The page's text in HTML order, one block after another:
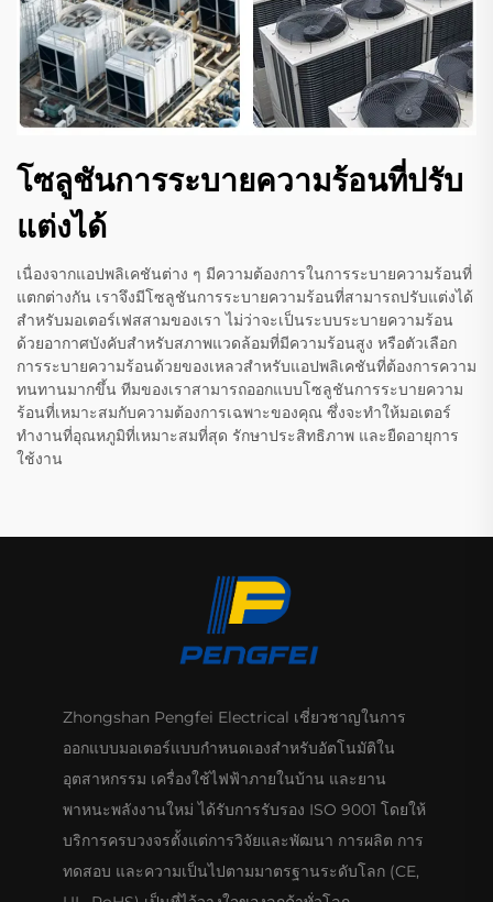
โซลูชันการระบายความร้อนที่ปรับ
แต่งได้
เนื่องจากแอปพลิเคชันต่าง ๆ มีความต้องการในการระบายความร้อนที่
แตกต่างกัน เราจึงมีโซลูชันการระบายความร้อนที่สามารถปรับแต่งได้
สำหรับมอเตอร์เฟสสามของเรา ไม่ว่าจะเป็นระบบระบายความร้อน
ด้วยอากาศบังคับสำหรับสภาพแวดล้อมที่มีความร้อนสูง หรือตัวเลือก
การระบายความร้อนด้วยของเหลวสำหรับแอปพลิเคชันที่ต้องการความ
ทนทานมากขึ้น ทีมของเราสามารถออกแบบโซลูชันการระบายความ
ร้อนที่เหมาะสมกับความต้องการเฉพาะของคุณ ซึ่งจะทำให้มอเตอร์
ทำงานที่อุณหภูมิที่เหมาะสมที่สุด รักษาประสิทธิภาพ และยืดอายุการ
ใช้งาน
Zhongshan Pengfei Electrical เชี่ยวชาญในการ
ออกแบบมอเตอร์แบบกำหนดเองสำหรับอัตโนมัติใน
อุตสาหกรรม เครื่องใช้ไฟฟ้าภายในบ้าน และยาน
พาหนะพลังงานใหม่ ได้รับการรับรอง ISO 9001 โดยให้
บริการครบวงจรตั้งแต่การวิจัยและพัฒนา การผลิต การ
ทดสอบ และความเป็นไปตามมาตรฐานระดับโลก (CE,